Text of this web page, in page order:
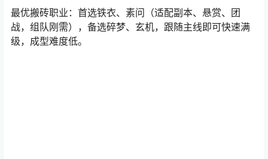
最优搬砖职业：首选铁衣、素问（适配副本、悬赏、团
战，组队刚需），备选碎梦、玄机，跟随主线即可快速满
级，成型难度低。